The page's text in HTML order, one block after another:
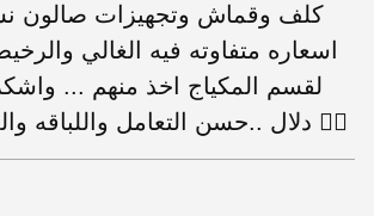
كلف وقماش وتجهيزات صالون
اسعاره متفاوته فيه الغالي
لقسم المكياج اخذ منهم ...
دلال ..حسن التعامل واللباقه والله انك عسل 👍🏻